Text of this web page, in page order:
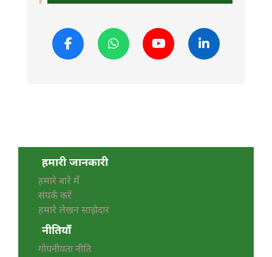
हमारी जानकारी
हमारे बारे में
संपर्क करें
हमारे लेखन साझेदार
नीतियाँ
गोपनीयता नीति